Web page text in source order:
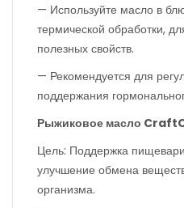
— Используйте масло в
термической обработки,
полезных свойств.
— Рекомендуется для
поддержания
Рыжиковое масло
Цель: Поддержка
улучшение обмена
организма.